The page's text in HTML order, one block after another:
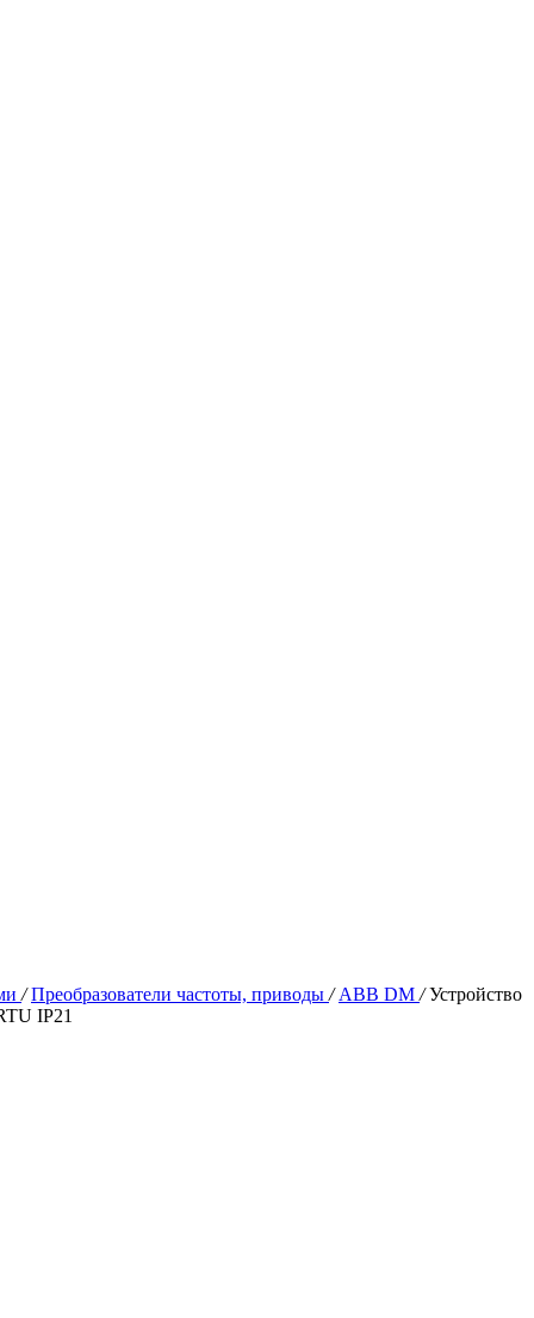
/ Преобразователи частоты, приводы / ABB DM / Устройство
IP21